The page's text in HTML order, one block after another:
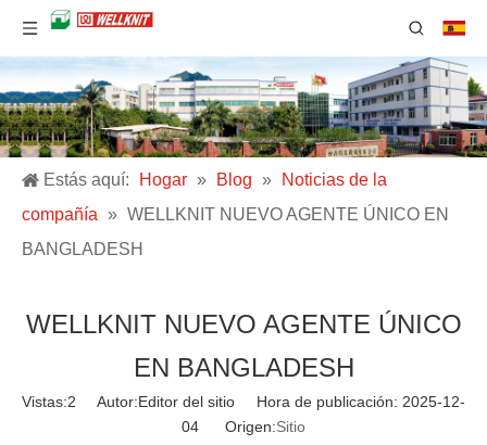
Estás aquí: Hogar » Blog »
Noticias de la
compañía » WELLKNIT NUEVO AGENTE ÚNICO EN
BANGLADESH
WELLKNIT NUEVO AGENTE ÚNICO
EN BANGLADESH
Vistas:2 Autor:Editor del sitio Hora de publicación: 2025-12-
04 Origen:Sitio